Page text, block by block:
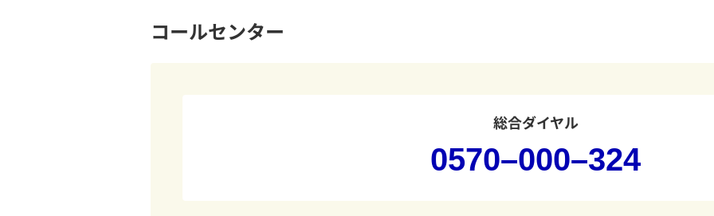
コールセンター
総合ダイヤル
0570–000–324